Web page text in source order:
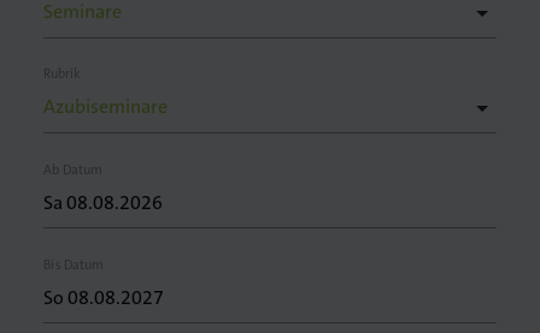
Rubrik
Ab Datum
Bis Datum